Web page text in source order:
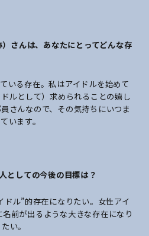
さんは、あなたにとってどんな存
いる存在。私はアイドルを始めて
ルとして）求められることの嬉し
さんなので、その気持ちにいつま
います。
としての今後の目標は？
ドル”的存在になりたい。女性アイ
前が出るような大きな存在になり
い。